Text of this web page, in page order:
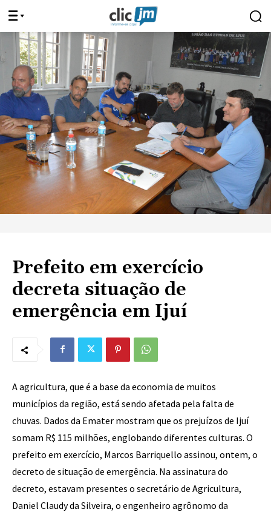
Prefeito em exercício
decreta situação de
emergência em Ijuí
A agricultura, que é a base da economia de muitos
municípios da região, está sendo afetada pela falta de
chuvas. Dados da Emater mostram que os prejuízos de Ijuí
somam R$ 115 milhões, englobando diferentes culturas. O
prefeito em exercício, Marcos Barriquello assinou, ontem, o
decreto de situação de emergência. Na assinatura do
decreto, estavam presentes o secretário de Agricultura,
Daniel Claudy da Silveira, o engenheiro agrônomo da